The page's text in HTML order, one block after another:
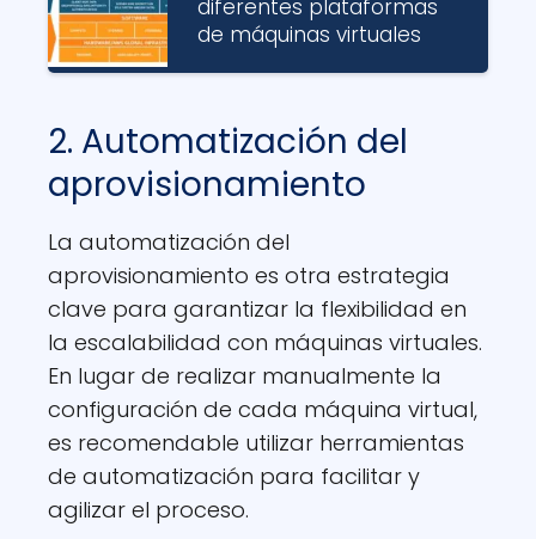
diferentes plataformas
de máquinas virtuales
2. Automatización del
aprovisionamiento
La automatización del
aprovisionamiento es otra estrategia
clave para garantizar la flexibilidad en
la escalabilidad con máquinas virtuales.
En lugar de realizar manualmente la
configuración de cada máquina virtual,
es recomendable utilizar herramientas
de automatización para facilitar y
agilizar el proceso.